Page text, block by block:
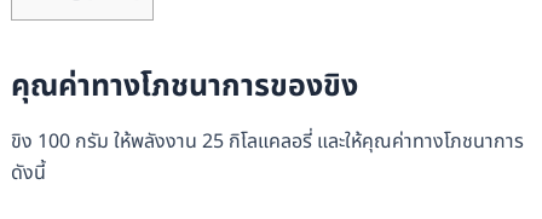
คุณค่าทางโภชนาการของขิง
ขิง 100 กรัม ให้พลังงาน 25 กิโลแคลอรี่ และให้คุณค่าทางโภชนาการ
ดังนี้